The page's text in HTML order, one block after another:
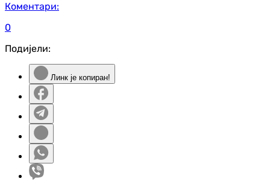
Коментари:
0
Подијели:
Линк је копиран!